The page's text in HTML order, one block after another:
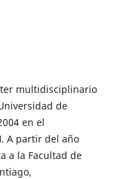
multidisciplinario
de
en el
A partir del año
a la Facultad de